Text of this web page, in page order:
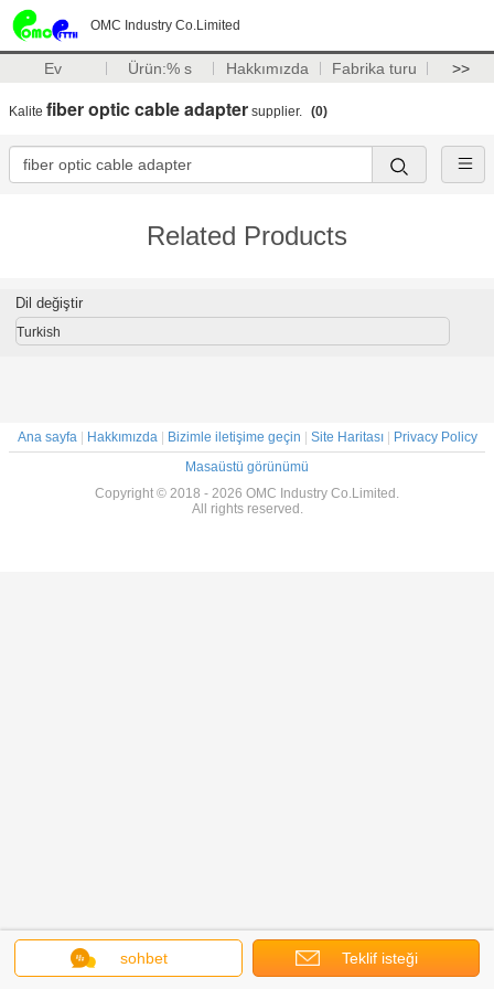
OMC Industry Co.Limited
Ev Ürün:% s Hakkımızda Fabrika turu >>
Kalite fiber optic cable adapter supplier. (0)
Related Products
sohbet Teklif isteği
Dil değiştir
Turkish
Ana sayfa| Hakkımızda| Bizimle iletişime geçin Site Haritası|
Privacy Policy
Masaüstü görünümü
Copyright © 2018 - 2026 OMC Industry Co.Limited.
All rights reserved.